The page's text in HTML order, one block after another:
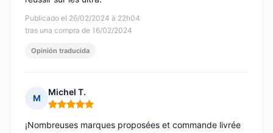
Publicado el 26/02/2024 à 22h04
tras una compra de 16/02/2024
Opinión traducida
M
Michel T.
Nota: 5 de 5
¡Nombreuses marques proposées et commande livrée